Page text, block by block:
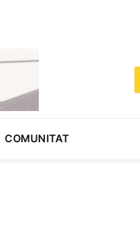
COMUNITAT